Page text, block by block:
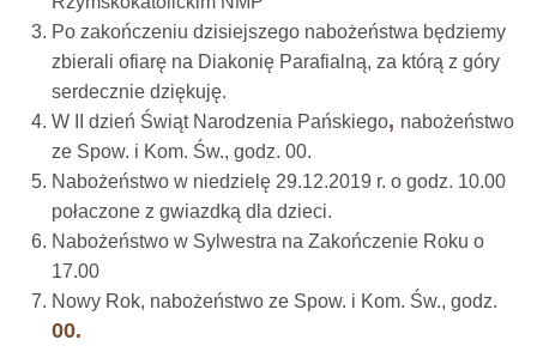
Po zakończeniu dzisiejszego nabożeństwa będziemy
zbierali ofiarę na Diakonię Parafialną, za którą z góry
serdecznie dziękuję.
W II dzień Świąt Narodzenia Pańskiego, nabożeństwo
ze Spow. i Kom. Św., godz. 00.
Nabożeństwo w niedzielę 29.12.2019 r. o godz. 10.00
połaczone z gwiazdką dla dzieci.
Nabożeństwo w Sylwestra na Zakończenie Roku o
17.00
Nowy Rok, nabożeństwo ze Spow. i Kom. Św., godz.
00.